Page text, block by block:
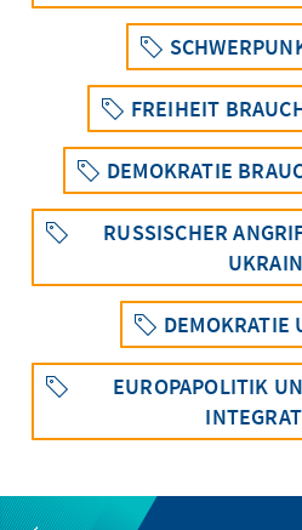
FREIHEIT
DEMOKRATIE
RUSSISCHER
DEMOKRATIE
EUROPAPOLITIK